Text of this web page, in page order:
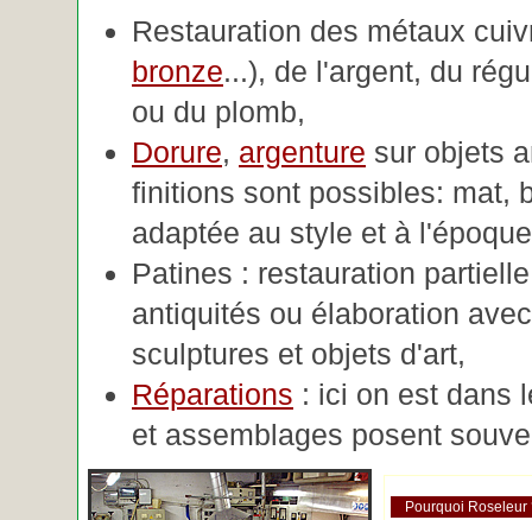
Restauration des métaux
bronze...), de l'argent, du
ou du plomb,
Dorure, argenture sur objets
finitions sont possibles: mat,
adaptée au style et à
Patines : restauration
antiquités ou élaboration
sculptures et objets d'art,
Réparations : ici on est dans
et assemblages posent
Pourquoi Roseleur